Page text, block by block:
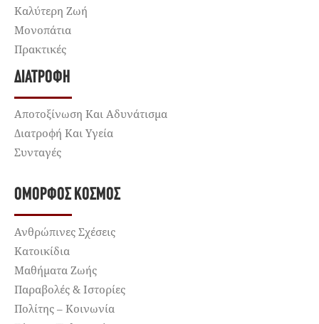
Καλύτερη Ζωή
Μονοπάτια
Πρακτικές
ΔΙΑΤΡΟΦΉ
Αποτοξίνωση Και Αδυνάτισμα
Διατροφή Και Υγεία
Συνταγές
ΌΜΟΡΦΟΣ ΚΌΣΜΟΣ
Ανθρώπινες Σχέσεις
Κατοικίδια
Μαθήματα Ζωής
Παραβολές & Ιστορίες
Πολίτης – Κοινωνία